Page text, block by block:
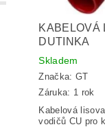
KABELOVÁ
DUTINKA
Skladem
Značka: GT
Záruka: 1 rok
Kabelová
vodičů CU pro